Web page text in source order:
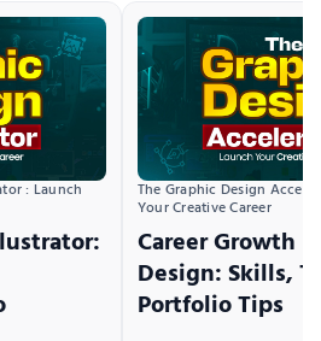
: Launch The Graphic Design
Your Creative Career
Career Growth
Design: Skills,
Portfolio Tips